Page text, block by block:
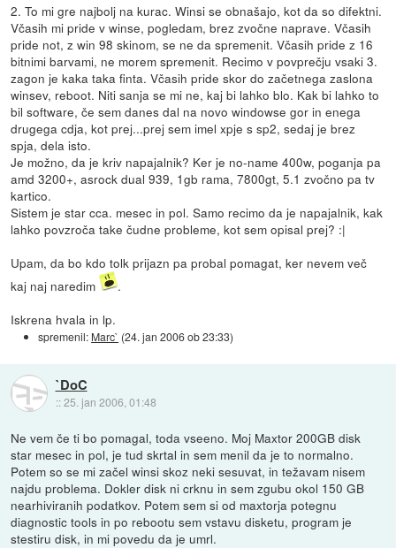
2. To mi gre najbolj na kurac. Winsi se obnašajo, kot da so difektni.
Včasih mi pride v winse, pogledam, brez zvočne naprave. Včasih
pride not, z win 98 skinom, se ne da spremenit. Včasih pride z 16
bitnimi barvami, ne morem spremenit. Recimo v povprečju vsaki 3.
zagon je kaka taka finta. Včasih pride skor do začetnega zaslona
winsev, reboot. Niti sanja se mi ne, kaj bi lahko blo. Kak bi lahko to
bil software, če sem danes dal na novo windowse gor in enega
drugega cdja, kot prej...prej sem imel xpje s sp2, sedaj je brez
spja, dela isto.
Je možno, da je kriv napajalnik? Ker je no-name 400w, poganja pa
amd 3200+, asrock dual 939, 1gb rama, 7800gt, 5.1 zvočno pa tv
kartico.
Sistem je star cca. mesec in pol. Samo recimo da je napajalnik, kak
lahko povzroča take čudne probleme, kot sem opisal prej? :|
Upam, da bo kdo tolk prijazn pa probal pomagat, ker nevem več
kaj naj naredim
.
Iskrena hvala in lp.
spremenil: Marc` (24. jan 2006 ob 23:33)
`DoC
::25. jan 2006, 01:48
Ne vem če ti bo pomagal, toda vseeno. Moj Maxtor 200GB disk
star mesec in pol, je tud skrtal in sem menil da je to normalno.
Potem so se mi začel winsi skoz neki sesuvat, in težavam nisem
najdu problema. Dokler disk ni crknu in sem zgubu okol 150 GB
nearhiviranih podatkov. Potem sem si od maxtorja potegnu
diagnostic tools in po rebootu sem vstavu disketu, program je
stestiru disk, in mi povedu da je umrl.